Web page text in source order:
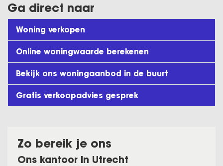
Ga direct naar
Woning verkopen
Online woningwaarde berekenen
Bekijk ons woningaanbod in de buurt
Gratis verkoopadvies gesprek
Zo bereik je ons
Ons kantoor in Utrecht